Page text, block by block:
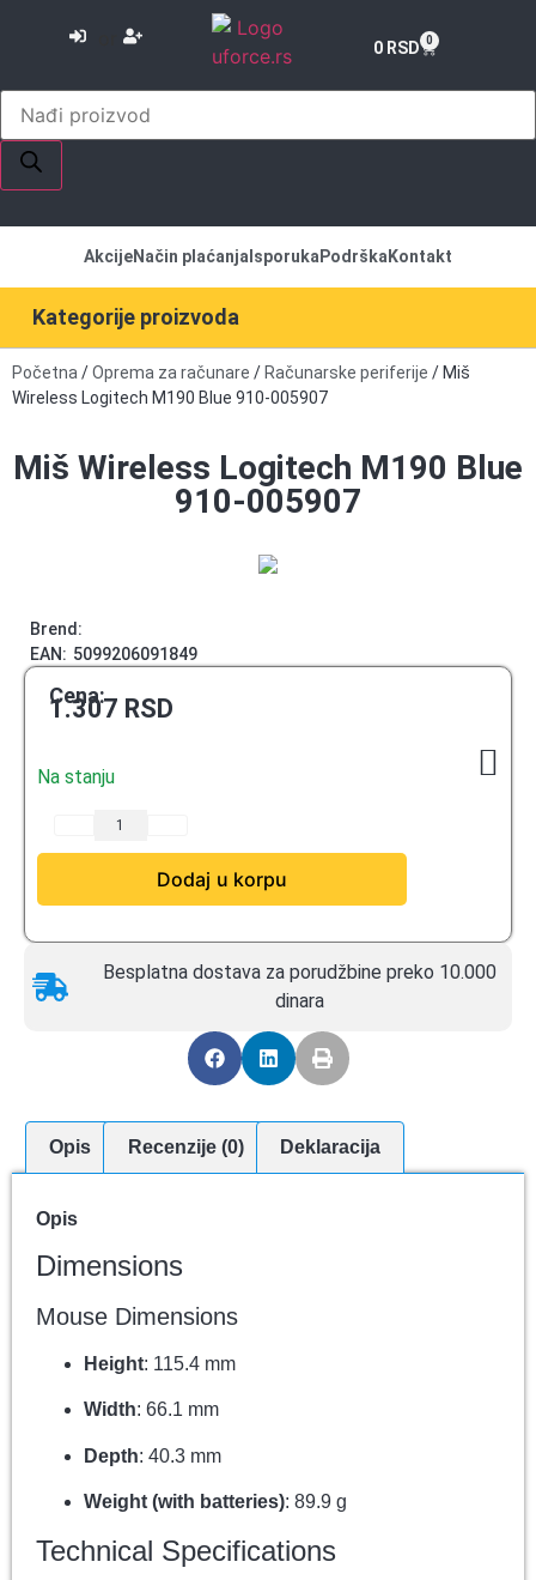
0 RSD 0
Kategorije proizvoda
AkcijeNačin plaćanja Isporuka Podrška Kontakt
Početna /Oprema za računare / Računarske periferije / Miš
Wireless Logitech M190 Blue 910-005907
Miš Wireless Logitech M190 Blue
910-005907
Brend:
EAN: 5099206091849
Cena:
1.307 RSD
Na stanju
Dodaj u korpu
Besplatna dostava za porudžbine preko 10.000
dinara
Opis Recenzije (0) Deklaracija
Opis
Dimensions
Mouse Dimensions
Height: 115.4 mm
Width: 66.1 mm
Depth: 40.3 mm
Weight (with batteries): 89.9 g
Technical Specifications